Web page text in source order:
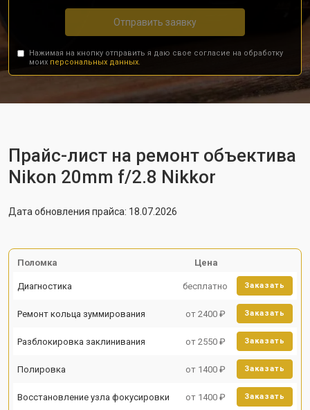
Отправить заявку
Нажимая на кнопку отправить я даю свое согласие на обработку
моих персональных данных.
Прайс-лист на ремонт объектива
Nikon 20mm f/2.8 Nikkor
Дата обновления прайса: 18.07.2026
Поломка Цена
Диагностика бесплатно Заказать
Ремонт кольца зуммирования от 2400 ₽ Заказать
Разблокировка заклинивания от 2550 ₽ Заказать
Полировка от 1400 ₽ Заказать
Восстановление узла фокусировки от 1400 ₽ Заказать